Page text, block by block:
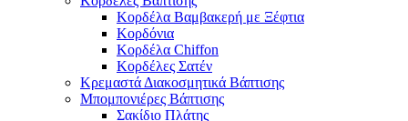
Κορδέλα Βαμβακερή με Ξέφτια
Κορδόνια
Κορδέλα Chiffon
Κορδέλες Σατέν
Κρεμαστά Διακοσμητικά Βάπτισης
Μπομπονιέρες Βάπτισης
Σακίδιο Πλάτης